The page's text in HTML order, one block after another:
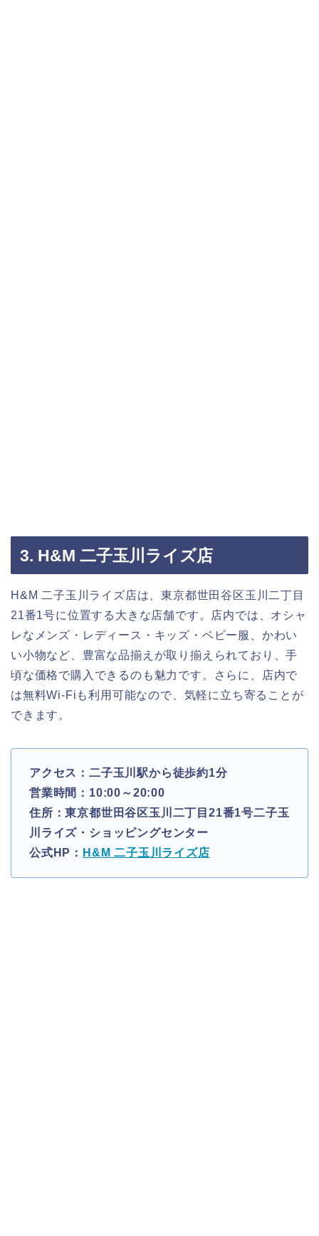
3. H&M 二子玉川ライズ店
H&M 二子玉川ライズ店は、東京都世田谷区玉川二丁目
21番1号に位置する大きな店舗です。店内では、オシャ
レなメンズ・レディース・キッズ・ベビー服、かわい
い小物など、豊富な品揃えが取り揃えられており、手
頃な価格で購入できるのも魅力です。さらに、店内で
は無料Wi-Fiも利用可能なので、気軽に立ち寄ることが
できます。
アクセス：二子玉川駅から徒歩約1分
営業時間：10:00～20:00
住所：東京都世田谷区玉川二丁目21番1号二子玉
川ライズ・ショッピングセンター
公式HP： H&M 二子玉川ライズ店